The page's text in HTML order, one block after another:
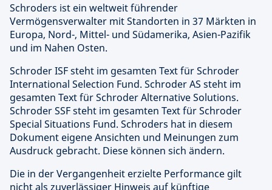
Schroders ist ein weltweit führender
Vermögensverwalter mit Standorten in 37 Märkten in
Europa, Nord-, Mittel- und Südamerika, Asien-Pazifik
und im Nahen Osten.
Schroder ISF steht im gesamten Text für Schroder
International Selection Fund. Schroder AS steht im
gesamten Text für Schroder Alternative Solutions.
Schroder SSF steht im gesamten Text für Schroder
Special Situations Fund. Schroders hat in diesem
Dokument eigene Ansichten und Meinungen zum
Ausdruck gebracht. Diese können sich ändern.
Die in der Vergangenheit erzielte Performance gilt
nicht als zuverlässiger Hinweis auf künftige